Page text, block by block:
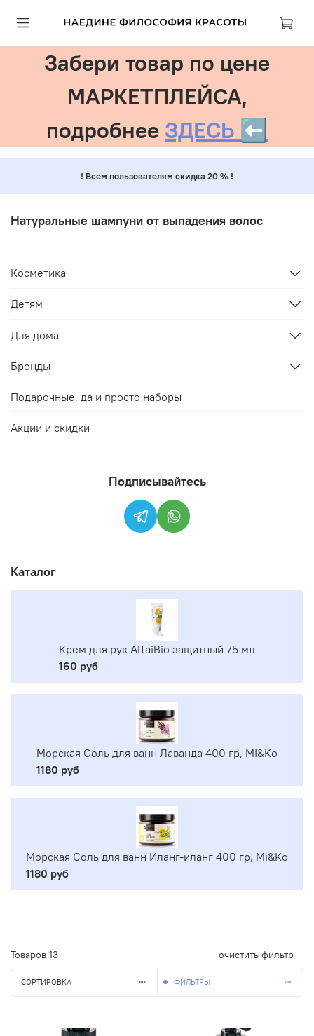
Забери товар по цене
МАРКЕТПЛЕЙСА,
подробнее ЗДЕСЬ ⬅️
! Всем пользователям скидка 20 % !
Натуральные шампуни от выпадения волос
Товаров 13 очистить фильтр
СОРТИРОВКА ФИЛЬТРЫ
Косметика
Детям
Для дома
Бренды
Подарочные, да и просто наборы
Акции и скидки
Подписывайтесь
Каталог
Крем для рук AltaiBio защитный 75 мл
160 руб
Морская Соль для ванн Лаванда 400 гр, MI&Ko
1180 руб
Морская Соль для ванн Иланг-иланг 400 гр, Mi&Ko
1180 руб